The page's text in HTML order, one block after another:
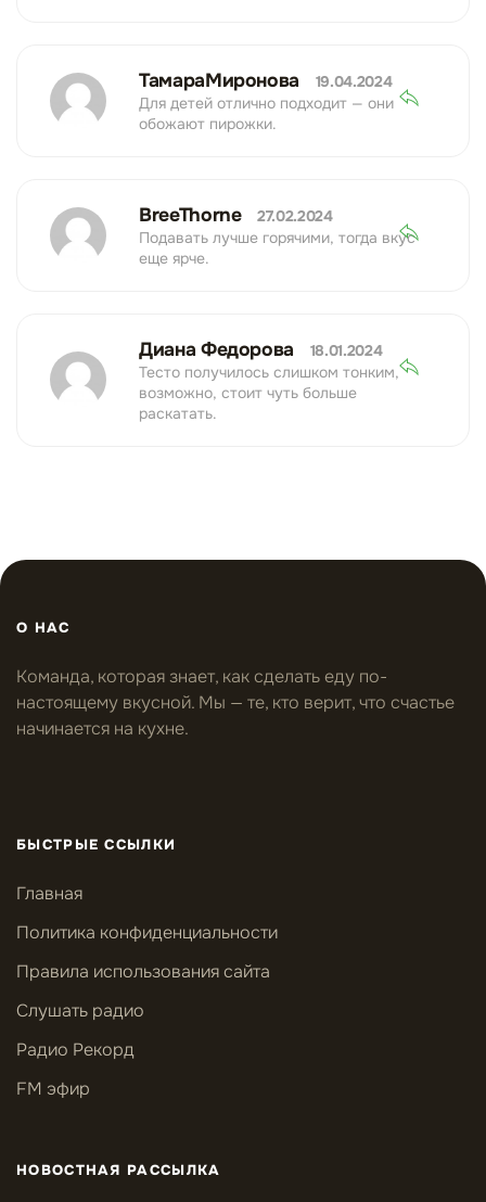
ТамараМиронова
19.04.2024
Для детей отлично подходит — они
обожают пирожки.
BreeThorne
27.02.2024
Подавать лучше горячими, тогда вкус
еще ярче.
Диана Федорова
18.01.2024
Тесто получилось слишком тонким,
возможно, стоит чуть больше
раскатать.
О НАС
Команда, которая знает, как сделать еду по-
настоящему вкусной. Мы — те, кто верит, что счастье
начинается на кухне.
БЫСТРЫЕ ССЫЛКИ
Главная
Политика конфиденциальности
Правила использования сайта
Слушать радио
Радио Рекорд
FM эфир
НОВОСТНАЯ РАССЫЛКА